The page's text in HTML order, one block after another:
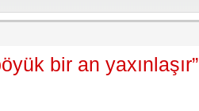
bir an yaxınlaşır”